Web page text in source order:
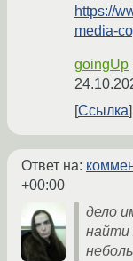
https://
media-
goingUp
Ссылка
Ответ на:
+00:00
дело
найти